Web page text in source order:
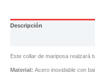
Descripción
Este collar de mariposa realzará
Material: Acero inoxidable con